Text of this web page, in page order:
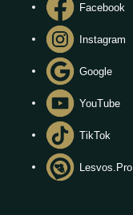
Facebook
Instagram
Google
YouTube
TikTok
Lesvos.Pro